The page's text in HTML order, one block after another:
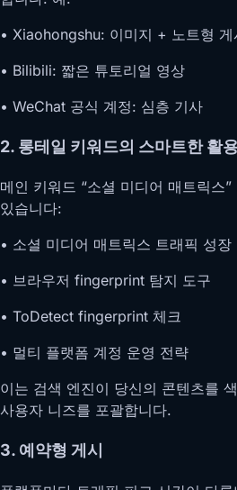
• Xiaohongshu: 이미지 + 노트형 게
• Bilibili: 짧은 튜토리얼 영상
• WeChat 공식 계정: 심층 기사
2. 롱테일 키워드의 스마트한 활
메인 키워드 “소셜 미디어 매트릭스
있습니다:
• 소셜 미디어 매트릭스 트래픽 성장
• 브라우저 fingerprint 탐지 도구
• ToDetect fingerprint 체크
• 멀티 플랫폼 계정 운영 전략
이는 검색 엔진이 당신의 콘텐츠를
사용자 니즈를 포괄합니다.
3. 예약형 게시